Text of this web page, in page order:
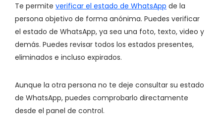
Te permite verificar el estado de WhatsApp de la
persona objetivo de forma anónima. Puedes verificar
el estado de WhatsApp, ya sea una foto, texto, video y
demás. Puedes revisar todos los estados presentes,
eliminados e incluso expirados.
Aunque la otra persona no te deje consultar su estado
de WhatsApp, puedes comprobarlo directamente
desde el panel de control.